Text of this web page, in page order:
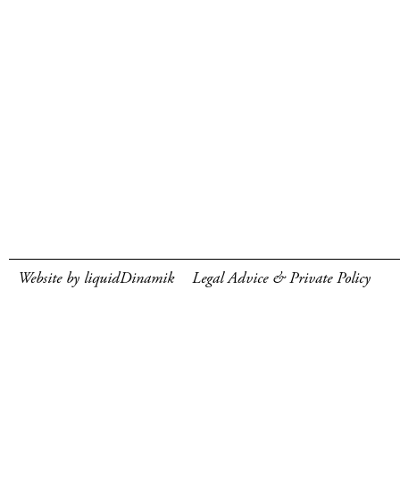
Website by liquidDinamik Legal Advice & Private Policy